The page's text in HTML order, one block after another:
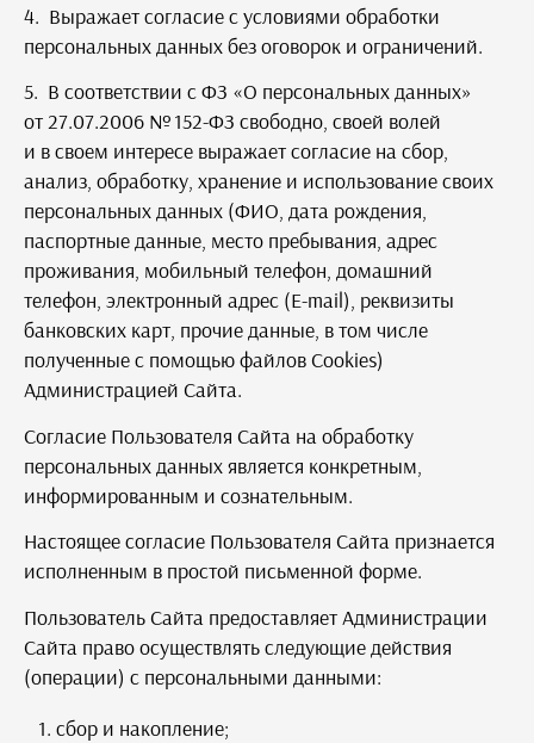
4. Выражает согласие с условиями обработки
персональных данных без оговорок и ограничений.
5. В соответствии с ФЗ «О персональных данных»
от 27.07.2006 № 152-ФЗ свободно, своей волей
и в своем интересе выражает согласие на сбор,
анализ, обработку, хранение и использование своих
персональных данных (ФИО, дата рождения,
паспортные данные, место пребывания, адрес
проживания, мобильный телефон, домашний
телефон, электронный адрес (E-mail), реквизиты
банковских карт, прочие данные, в том числе
полученные с помощью файлов Cookies)
Администрацией Сайта.
Согласие Пользователя Сайта на обработку
персональных данных является конкретным,
информированным и сознательным.
Настоящее согласие Пользователя Сайта признается
исполненным в простой письменной форме.
Пользователь Сайта предоставляет Администрации
Сайта право осуществлять следующие действия
(операции) с персональными данными:
сбор и накопление;